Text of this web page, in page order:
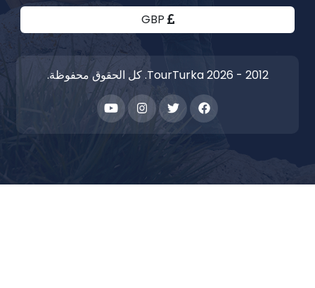
2012 - 2026 TourTurka. كل الحقوق محفوظة.